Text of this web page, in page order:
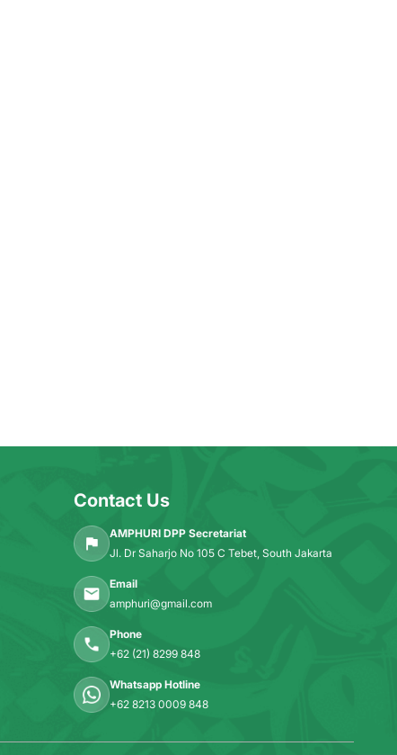
Contact Us
AMPHURI DPP Secretariat
Jl. Dr Saharjo No 105 C Tebet, South Jakarta
Email
amphuri@gmail.com
Phone
+62 (21) 8299 848
Whatsapp Hotline
+62 8213 0009 848